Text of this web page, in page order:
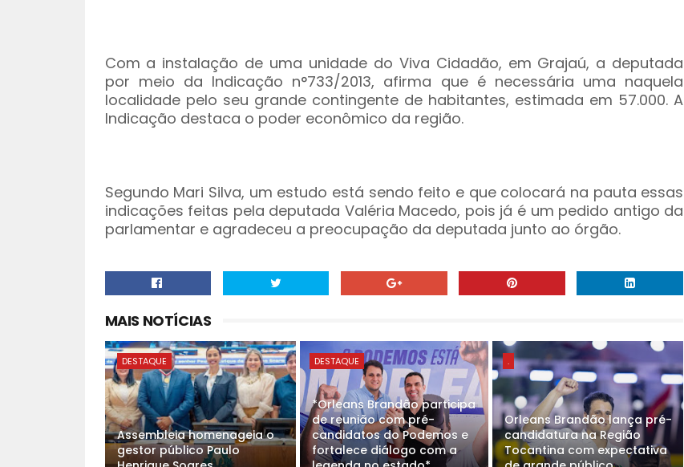
Com a instalação de uma unidade do Viva Cidadão, em Grajaú, a deputada
por meio da Indicação n°733/2013, afirma que é necessária uma naquela
localidade pelo seu grande contingente de habitantes, estimada em 57.000. A
Indicação destaca o poder econômico da região.
Segundo Mari Silva, um estudo está sendo feito e que colocará na pauta essas
indicações feitas pela deputada Valéria Macedo, pois já é um pedido antigo da
parlamentar e agradeceu a preocupação da deputada junto ao órgão.
MAIS NOTÍCIAS
DESTAQUE
Assembleia homenageia o
gestor público Paulo
DESTAQUE
*Orleans Brandão participa
de reunião com pré-
candidatos do Podemos e
fortalece diálogo com a
.
Orleans Brandão lança pré-
candidatura na Região
Tocantina com expectativa